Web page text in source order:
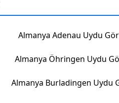
Almanya Adenau Uydu
Almanya Öhringen Uydu